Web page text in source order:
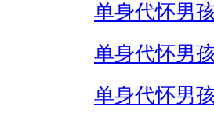
单身代怀男
单身代怀男
单身代怀男